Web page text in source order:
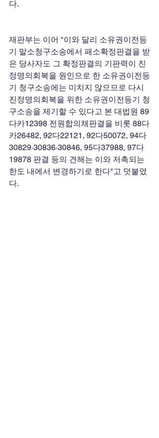
다.
재판부는 이어 "이와 달리 소유권이전등
기 말소청구소송에서 패소확정판결을 받
은 당사자도 그 확정판결의 기판력이 진
정명의회복을 원인으로 한 소유권이전등
기 청구소송에는 미치지 않으므로 다시
진정명의회복을 위한 소유권이전등기 청
구소송을 제기할 수 있다고 본 대법원 89
다카12398 전원합의체판결을 비롯 88다
카26482, 92다22121, 92다50072, 94다
30829·30836·30846, 95다37988, 97다
19878 판결 등의 견해는 이와 저촉되는
한도 내에서 변경하기로 한다"고 덧붙였
다.